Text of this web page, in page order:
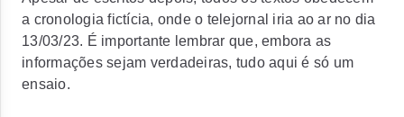
a cronologia fictícia, onde o telejornal iria ao ar no dia
13/03/23. É importante lembrar que, embora as
informações sejam verdadeiras, tudo aqui é só um
ensaio.